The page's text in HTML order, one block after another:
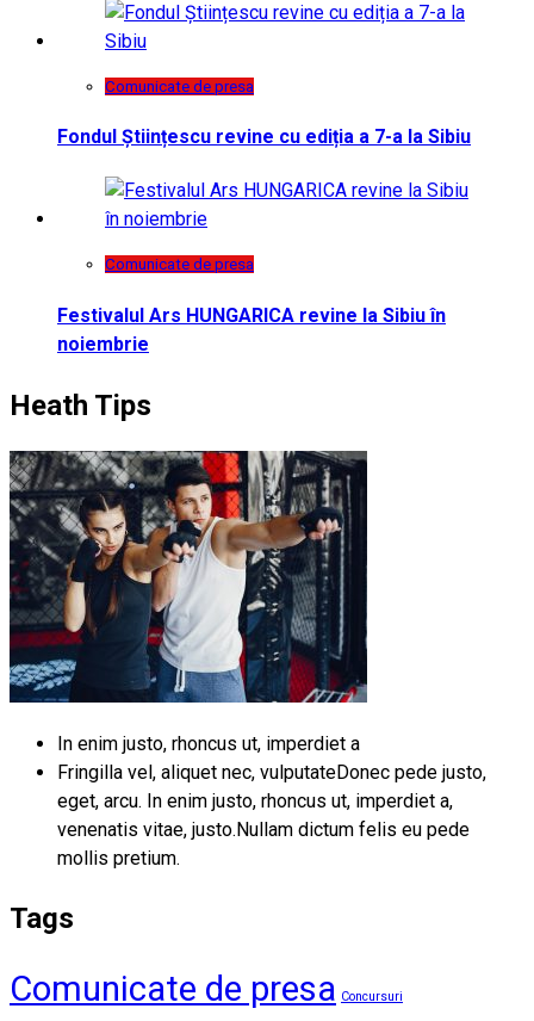
Comunicate de presa
Fondul Științescu revine cu ediția a 7-a la Sibiu
Comunicate de presa
Festivalul Ars HUNGARICA revine la Sibiu în
noiembrie
Heath Tips
In enim justo, rhoncus ut, imperdiet a
Fringilla vel, aliquet nec, vulputateDonec pede justo,
eget, arcu. In enim justo, rhoncus ut, imperdiet a,
venenatis vitae, justo.Nullam dictum felis eu pede
mollis pretium.
Tags
Comunicate de presa Concursuri